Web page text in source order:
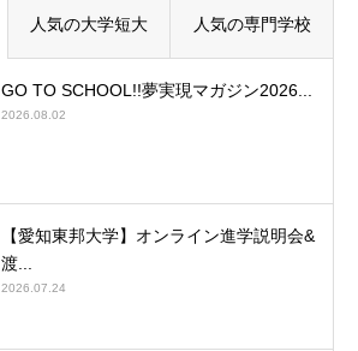
人気の大学短大 人気の専門学校
GO TO SCHOOL!!夢実現マガジン2026...
2026.08.02
【愛知東邦大学】オンライン進学説明会&
渡...
2026.07.24